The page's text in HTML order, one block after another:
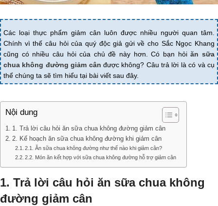
Các loại thực phẩm giảm cân luôn được nhiều người quan tâm.
Chính vì thế câu hỏi của quý độc giả gửi về cho Sắc Ngọc Khang
cũng có nhiều câu hỏi của chủ đề này hơn. Có bạn hỏiăn sữa
chua không đường giảm cân được không? Câu trả lời là có và cụ
thể chúng ta sẽ tìm hiểu tại bài viết sau đây.
Nội dung
1. Trả lời câu hỏi ăn sữa chua không đường giảm cân
2. Kế hoạch ăn sữa chua không đường khi giảm cân
2.1. Ăn sữa chua không đường như thế nào khi giảm cân?
2.2. Món ăn kết hợp với sữa chua không đường hỗ trợ giảm cân
1. Trả lời câu hỏi ăn sữa chua không
đường giảm cân